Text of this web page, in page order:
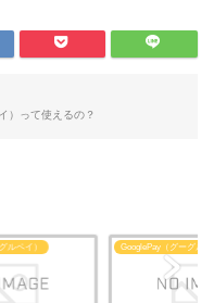
）って使えるの？
GooglePay（グーグルペイ）